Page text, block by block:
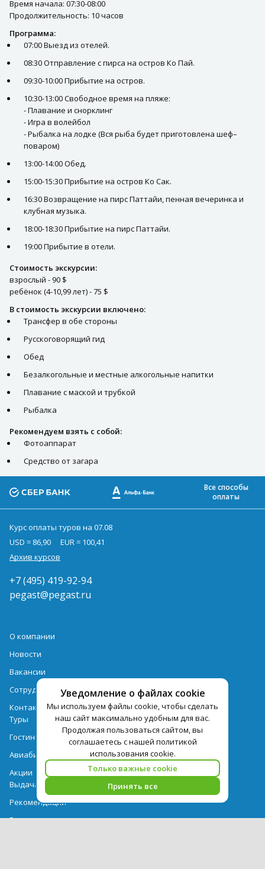
Время начала: 07:30-08:00
Продолжительность: 10 часов
Программа:
07:00 Выезд из отелей.
08:30 Отправление с пирса на остров Ко Пай.
09:30-10:00 Прибытие на остров.
10:30-13:00 Свободное время на пляже:
- Плавание и снорклинг
- Игра в волейбол
- Рыбалка на лодке (Вся рыба будет приготовлена шеф–
поваром)
13:00-14:00 Обед.
15:00-15:30 Прибытие на остров Ко Сак.
16:30 Возвращение на пирс Паттайи, пенная вечеринка и
клубная музыка.
18:00-18:30 Прибытие на пирс Паттайи.
19:00 Прибытие в отели.
Стоимость экскурсии:
взрослый - 90 $
ребёнок (4-10,99 лет) - 75 $
В стоимость экскурсии включено:
Трансфер в обе стороны
Русскоговорящий гид
Обед
Безалкогольные и местные алкогольные напитки
Плавание с маской и трубкой
Рыбалка
Рекомендуем взять с собой:
Фотоаппарат
Средство от загара
Уведомление о файлах cookie
Мы используем файлы cookie, чтобы сделать
наш сайт максимально удобным для вас.
Продолжая пользоваться сайтом, вы
соглашаетесь с нашей политикой
использования cookie.
Только важные cookie
Принять все
Все способы
оплаты
Курс оплаты туров на 07.08
USD = 86,90
EUR = 100,41
Архив курсов
+7 (495) 419-92-94
pegast@pegast.ru
О компании
Новости
Вакансии
Сотрудничество
Контактная информация
Туры
Гостиницы
Авиабилеты
Акции
Выдача документов
Рекомендации
Вопрос-ответ